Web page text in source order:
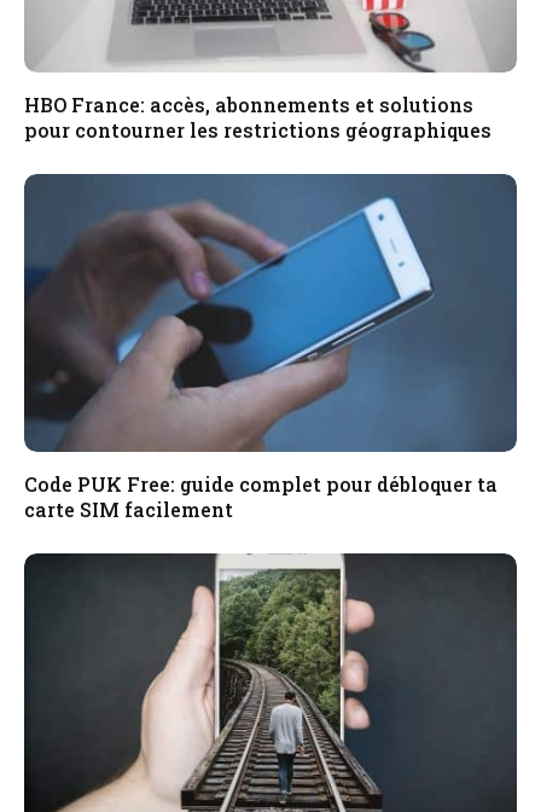
HBO France: accès, abonnements et solutions
pour contourner les restrictions géographiques
Code PUK Free: guide complet pour débloquer ta
carte SIM facilement